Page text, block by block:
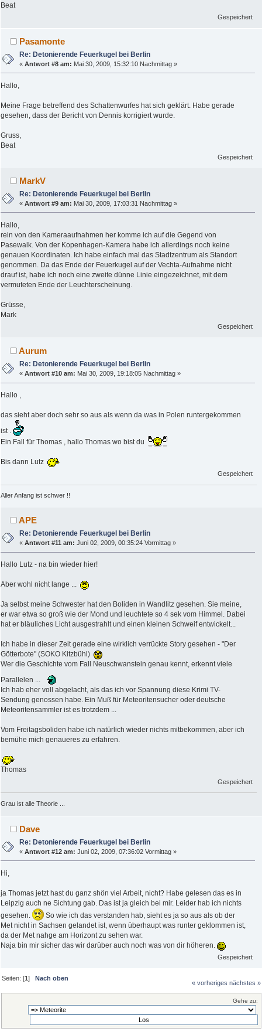
Beat
Gespeichert
Pasamonte
Re: Detonierende Feuerkugel bei Berlin
«Antwort #8 am: Mai 30, 2009, 15:32:10 Nachmittag »
Hallo,
Meine Frage betreffend des Schattenwurfes hat sich geklärt. Habe gerade
gesehen, dass der Bericht von Dennis korrigiert wurde.
Gruss,
Beat
Gespeichert
MarkV
Re: Detonierende Feuerkugel bei Berlin
«Antwort #9 am: Mai 30, 2009, 17:03:31 Nachmittag »
Hallo,
rein von den Kameraaufnahmen her komme ich auf die Gegend von
Pasewalk. Von der Kopenhagen-Kamera habe ich allerdings noch keine
genauen Koordinaten. Ich habe einfach mal das Stadtzentrum als Standort
genommen. Da das Ende der Feuerkugel auf der Vechta-Aufnahme nicht
drauf ist, habe ich noch eine zweite dünne Linie eingezeichnet, mit dem
vermuteten Ende der Leuchterscheinung.
Grüsse,
Mark
Gespeichert
Aurum
Re: Detonierende Feuerkugel bei Berlin
«Antwort #10 am: Mai 30, 2009, 19:18:05 Nachmittag »
Hallo ,
das sieht aber doch sehr so aus als wenn da was in Polen runtergekommen
ist .
Ein Fall für Thomas , hallo Thomas wo bist du
Bis dann Lutz
Gespeichert
Aller Anfang ist schwer !!
APE
Re: Detonierende Feuerkugel bei Berlin
«Antwort #11 am: Juni 02, 2009, 00:35:24 Vormittag »
Hallo Lutz - na bin wieder hier!
Aber wohl nicht lange ...
Ja selbst meine Schwester hat den Boliden in Wandlitz gesehen. Sie meine,
er war etwa so groß wie der Mond und leuchtete so 4 sek vom Himmel. Dabei
hat er bläuliches Licht ausgestrahlt und einen kleinen Schweif entwickelt...
Ich habe in dieser Zeit gerade eine wirklich verrückte Story gesehen - "Der
Götterbote" (SOKO Kitzbühl)
Wer die Geschichte vom Fall Neuschwanstein genau kennt, erkennt viele
Parallelen ...
Ich hab eher voll abgelacht, als das ich vor Spannung diese Krimi TV-
Sendung genossen habe. Ein Muß für Meteoritensucher oder deutsche
Meteoritensammler ist es trotzdem ...
Vom Freitagsboliden habe ich natürlich wieder nichts mitbekommen, aber ich
bemühe mich genaueres zu erfahren.
Thomas
Gespeichert
Grau ist alle Theorie ...
Dave
Re: Detonierende Feuerkugel bei Berlin
«Antwort #12 am: Juni 02, 2009, 07:36:02 Vormittag »
Hi,
ja Thomas jetzt hast du ganz shön viel Arbeit, nicht? Habe gelesen das es in
Leipzig auch ne Sichtung gab. Das ist ja gleich bei mir. Leider hab ich nichts
gesehen.
So wie ich das verstanden hab, sieht es ja so aus als ob der
Met nicht in Sachsen gelandet ist, wenn überhaupt was runter geklommen ist,
da der Met nahge am Horizont zu sehen war.
Naja bin mir sicher das wir darüber auch noch was von dir höheren.
Gespeichert
Seiten: [1]Nach oben
« vorheriges nächstes »
Gehe zu: